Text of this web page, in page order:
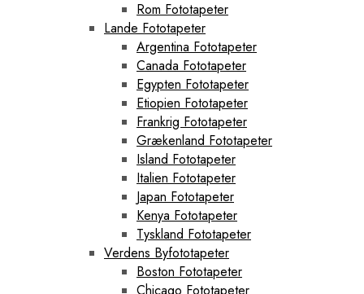
Rom Fototapeter
Lande Fototapeter
Argentina Fototapeter
Canada Fototapeter
Egypten Fototapeter
Etiopien Fototapeter
Frankrig Fototapeter
Grækenland Fototapeter
Island Fototapeter
Italien Fototapeter
Japan Fototapeter
Kenya Fototapeter
Tyskland Fototapeter
Verdens Byfototapeter
Boston Fototapeter